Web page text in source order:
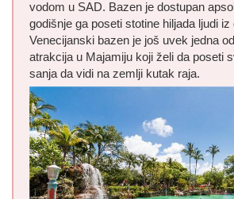
vodom u SAD. Bazen je dostupan
godišnje ga poseti stotine hiljada ljudi iz
Venecijanski bazen je još uvek jedna
atrakcija u Majamiju koji želi da poseti
sanja da vidi na zemlji kutak raja.